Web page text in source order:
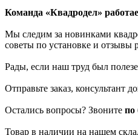
Команда «Квадродел»
Мы следим за новинками
советы по установке и отзывы
Рады, если наш труд был
Отправьте заказ, консультант
Остались вопросы? Звоните по
Товар в наличии на нашем